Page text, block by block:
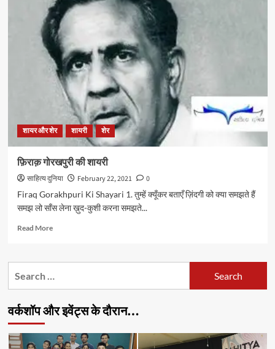
शायर और शेर शायरी शेर
फ़िराक़ गोरखपुरी की शायरी
साहित्य दुनिया February 22, 2021
0
Firaq Gorakhpuri Ki Shayari 1. तुम्हें क्यूँकर बताएँ ज़िंदगी को क्या समझते हैं
समझ लो साँस लेना ख़ुद-कुशी करना समझते...
Read MoreRead
फ़िराक़
वर्कशॉप और इवेंट्स के दौरान…